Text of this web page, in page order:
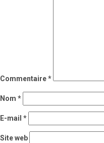
Commentaire*
Nom *
E-mail *
Site web